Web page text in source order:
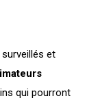
et
qui pourront